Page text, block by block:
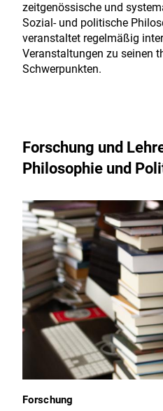
zeitgenössische und
Sozial- und politische
veranstaltet regelmäßig
Veranstaltungen zu seinen
Schwerpunkten.
Forschung und
Philosophie und
Forschung